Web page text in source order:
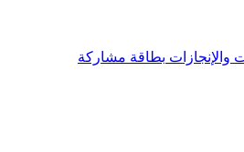
والإنجازات بطاقة مشاركة